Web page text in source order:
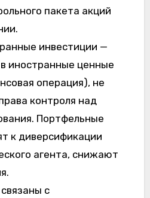
пакета акций
инвестиции —
иностранные ценные
операция), не
контроля над
Портфельные
к диверсификации
агента, снижают
с